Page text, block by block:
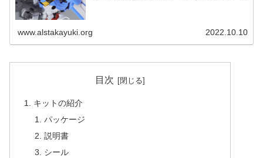
www.alstakayuki.org 2022.10.10
目次
キットの紹介
パッケージ
説明書
シール